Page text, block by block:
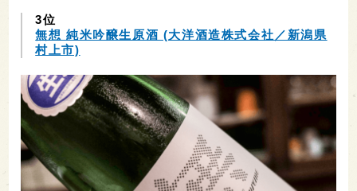
3位
無想 純米吟醸生原酒 (大洋酒造株式会社／新潟県
村上市)